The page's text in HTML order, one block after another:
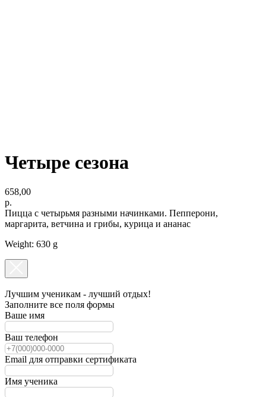
Четыре сезона
658,00
р.
Пицца с четырьмя разными начинками. Пепперони,
маргарита, ветчина и грибы, курица и ананас
Weight: 630 g
Лучшим ученикам - лучший отдых!
Заполните все поля формы
Ваше имя
Ваш телефон
Email для отправки сертификата
Имя ученика